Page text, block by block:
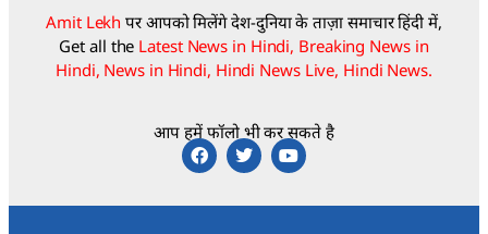
Amit Lekh पर आपको मिलेंगे देश-दुनिया के ताज़ा समाचार हिंदी में,
Get all the Latest News in Hindi, Breaking News in
Hindi, News in Hindi, Hindi News Live, Hindi News.
आप हमें फॉलो भी कर सकते है